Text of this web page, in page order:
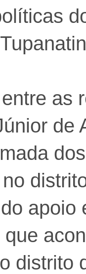
as
de
apoio
distrito